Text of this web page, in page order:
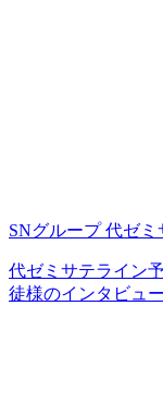
SNグループ 代ゼ
代ゼミサテライン
徒様のインタビュ